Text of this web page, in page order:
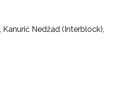
Kanurić Nedžad (Interblock),